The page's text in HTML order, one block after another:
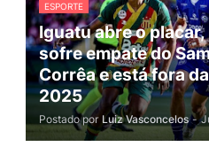
ESPORTE
Iguatu abre o placar,
sofre empate do
Corrêa e está fora
2025
Postado por Luiz Vasconcelos -